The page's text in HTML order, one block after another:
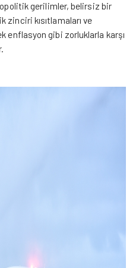
gerilimler, belirsiz bir
kısıtlamaları ve
enflasyon gibi zorluklarla karşı